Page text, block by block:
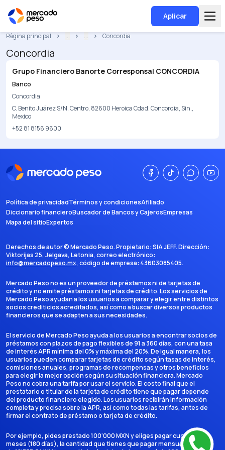
Aplicar
Página principal ... ... Concordia
Concordia
Grupo Financiero Banorte Corresponsal CONCORDIA
Banco
Concordia
C. Benito Juárez S/N, Centro, 82600 Heroica Cdad. Concordia, Sin.,
Mexico
+52 81 8156 9600
Política de privacidadTérminos y condicionesAfiliado
Diccionario financieroBuscador de Bancos y CajerosEmpresas
Mapa del sitioExpertos
Derechos de autor ©Mercado Peso. Propietario:SIA JEFF. Dirección:
Viktorijas 25, Jelgava, Letonia, correo electrónico:
info@mercadopeso.mx, código de empresa: 43603085405.
Mercado Peso no es un proveedor de préstamos ni de tarjetas de
crédito y no emite préstamos ni tarjetas de crédito. Los servicios de
Mercado Peso ayudan a los usuarios a comparar y elegir entre distintos
socios crediticios acreditados, así como a buscar diversos productos
financieros que se adapten a sus necesidades.
El servicio de Mercado Peso ayuda a los usuarios a encontrar socios de
préstamos con plazos de pago flexibles de 91 a 360 días, con una tasa
de interés APR mínima del 0% y máxima del 20%. De igual manera, los
usuarios pueden comparar tarjetas de crédito según tasas de interés,
comisiones anuales, programas de recompensas y otros beneficios
para elegir la mejor opción según su situación financiera. Mercado
Peso no cobra una tarifa por usar el servicio. El costo final que el
prestatario o titular de la tarjeta de crédito tiene que pagar depende
del producto financiero elegido. Los usuarios recibirán información
completa y precisa sobre la APR, así como todas las tarifas, antes de
firmar el contrato de préstamo o tarjeta de crédito.
Por ejemplo, pides prestado 100'000 MXN y eliges pagar cuotas en 6
meses (180 días), la cantidad que tienes que pagar mensualmente es